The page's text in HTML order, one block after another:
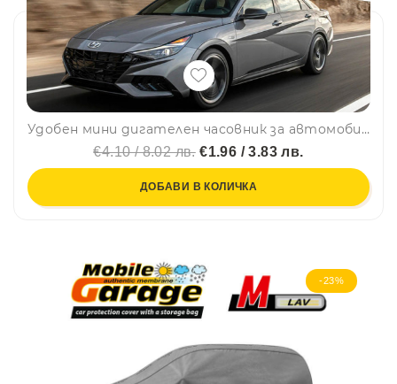
Удобен мини дигателен часовник за автомобил Kenko KK-613D с LCD дисплей
€4.10 / 8.02 лв.€1.96 / 3.83 лв.
ДОБАВИ В КОЛИЧКА
-23%